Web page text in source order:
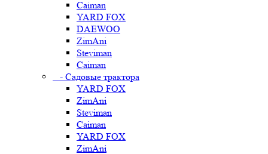
Caiman
YARD FOX
DAEWOO
ZimAni
Steviman
Caiman
- Садовые трактора
YARD FOX
ZimAni
Steviman
Caiman
YARD FOX
ZimAni